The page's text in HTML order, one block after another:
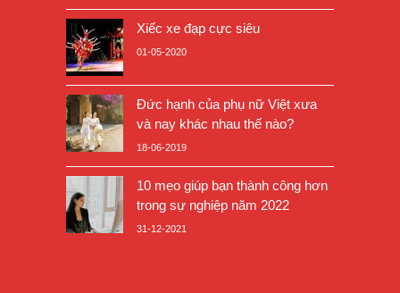
Xiếc xe đạp cực siêu
01-05-2020
Đức hạnh của phụ nữ Việt xưa
và nay khác nhau thế nào?
18-06-2019
10 mẹo giúp bạn thành công hơn
trong sự nghiệp năm 2022
31-12-2021